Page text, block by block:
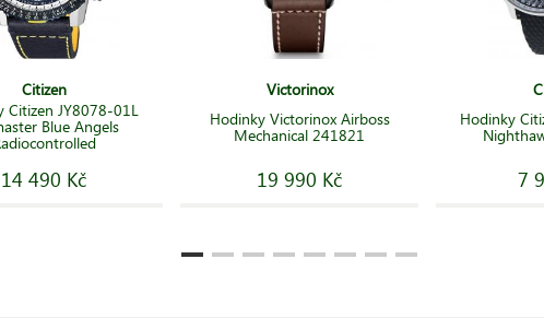
Citizen
Citizen JY8078-01L
Blue Angels
14 490 Kč
Victorinox
Hodinky Victorinox Airboss
Mechanical 241821
19 990 Kč
Hodinky
7